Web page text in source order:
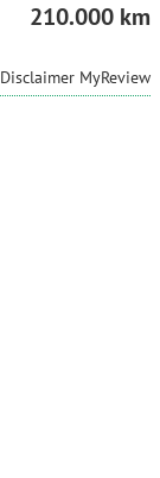
210.000 km
Disclaimer MyReview